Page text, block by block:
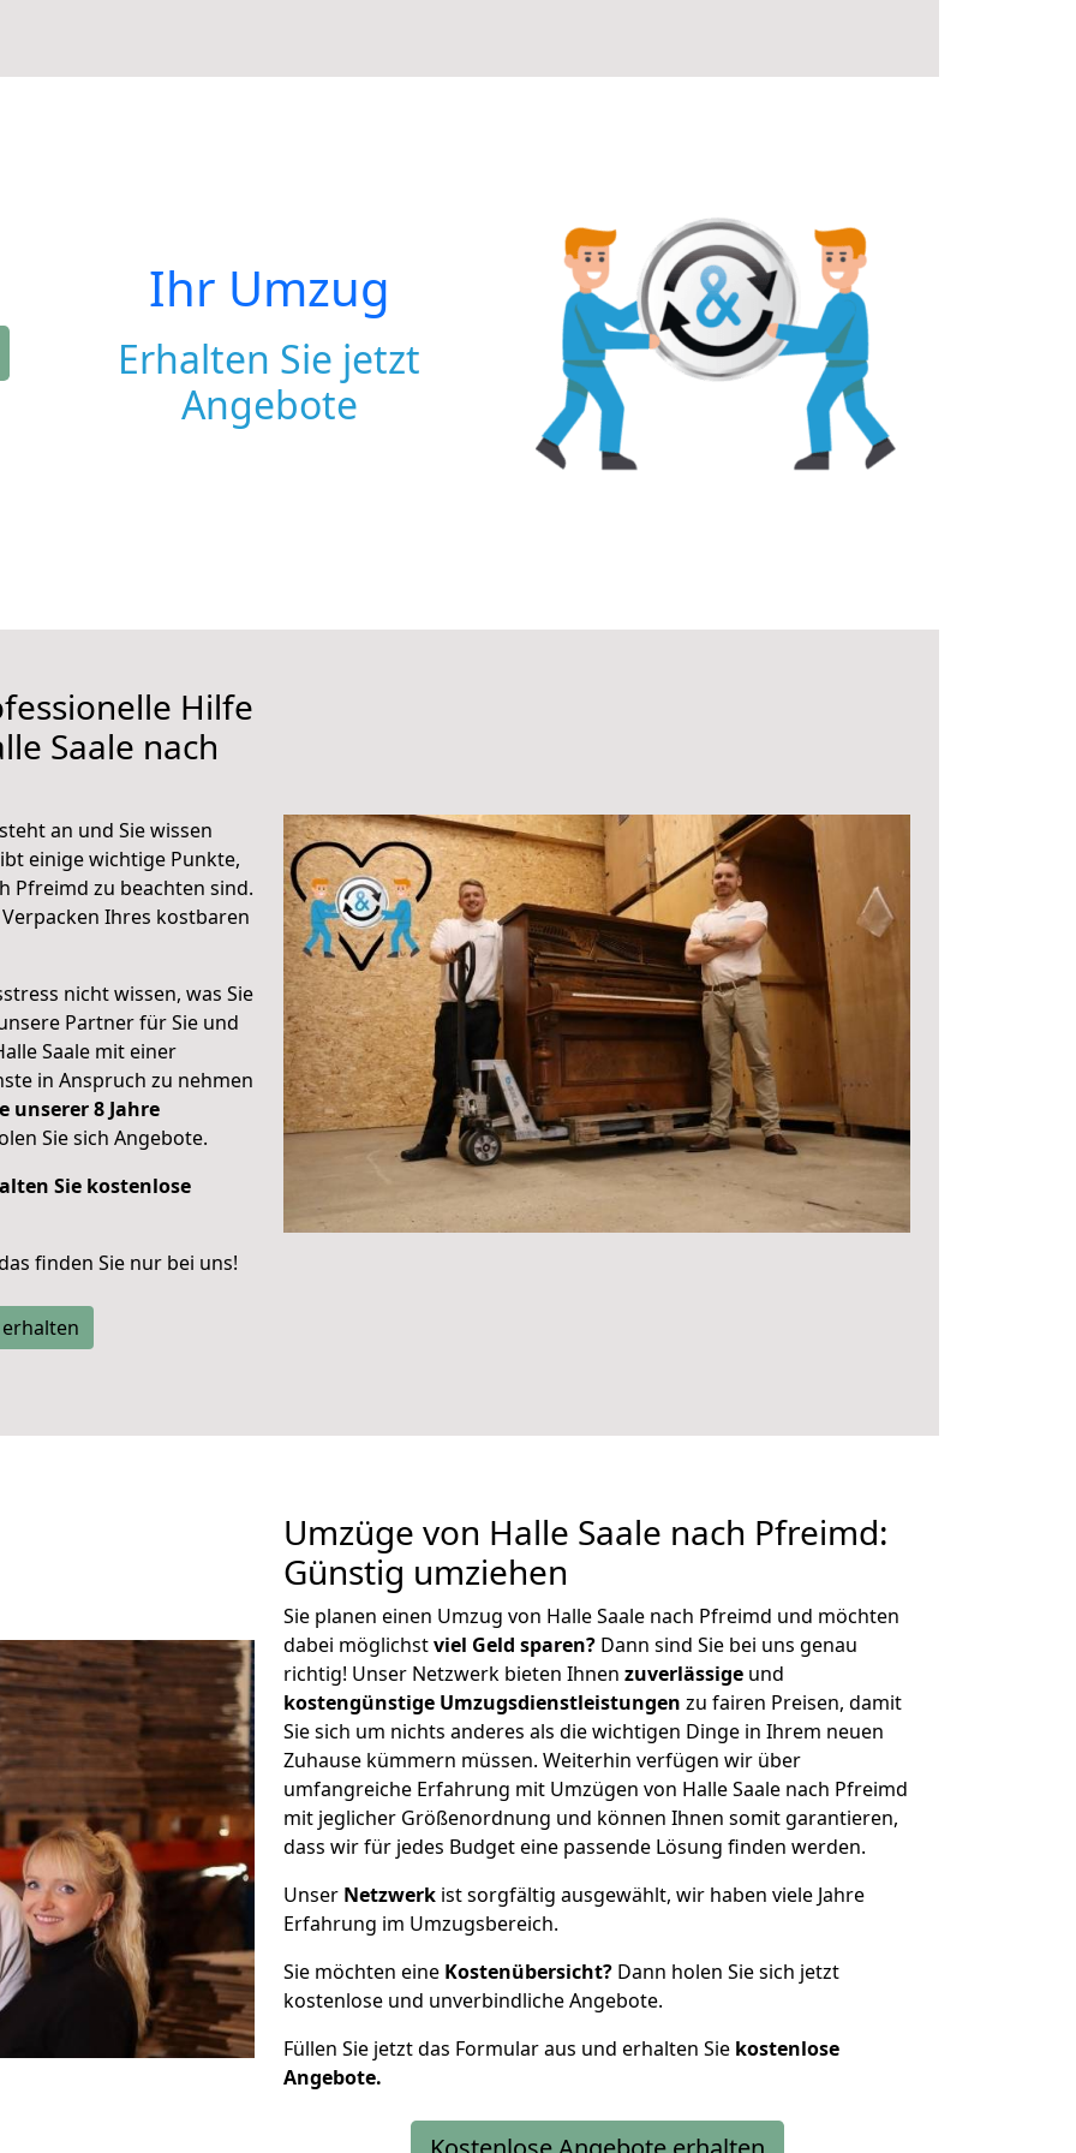
Ihr Umzug
Erhalten Sie jetzt
Angebote
Hilfe
Saale nach
an und Sie wissen
einige wichtige Punkte,
Pfreimd zu beachten sind.
Ihres kostbaren
nicht wissen, was Sie
Partner für Sie und
Saale mit einer
in Anspruch zu nehmen
unserer 8 Jahre
Sie sich Angebote.
Sie kostenlose
finden Sie nur bei uns!
Umzüge von Halle Saale nach Pfreimd:
Günstig umziehen
Sie planen einen Umzug von Halle Saale nach Pfreimd und möchten
dabei möglichstviel Geld sparen? Dann sind Sie bei uns genau
richtig! Unser Netzwerk bieten Ihnen zuverlässige und
kostengünstige Umzugsdienstleistungen zu fairen Preisen, damit
Sie sich um nichts anderes als die wichtigen Dinge in Ihrem neuen
Zuhause kümmern müssen. Weiterhin verfügen wir über
umfangreiche Erfahrung mit Umzügen von Halle Saale nach Pfreimd
mit jeglicher Größenordnung und können Ihnen somit garantieren,
dass wir für jedes Budget eine passende Lösung finden werden.
Unser Netzwerk ist sorgfältig ausgewählt, wir haben viele Jahre
Erfahrung im Umzugsbereich.
Sie möchten eine Kostenübersicht? Dann holen Sie sich jetzt
kostenlose und unverbindliche Angebote.
Füllen Sie jetzt das Formular aus und erhalten Sie kostenlose
Angebote.